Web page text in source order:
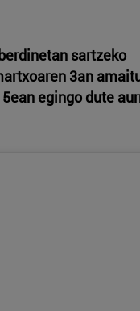
sartzeko
3an
egingo dute